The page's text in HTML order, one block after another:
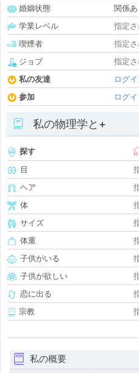
婚姻状態
関係あ
学業レベル
指定
喫煙者
指定
ジョブ
指定
私の友達
ログ
参加
ログ
私の物理学と+
探す
目
ヘア
体
サイズ
体重
子供がいる
子供が欲しい
恋に出る
宗教
私の概要